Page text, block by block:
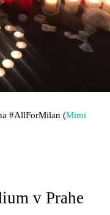
#AllForMilan (Mimi
v Prahe